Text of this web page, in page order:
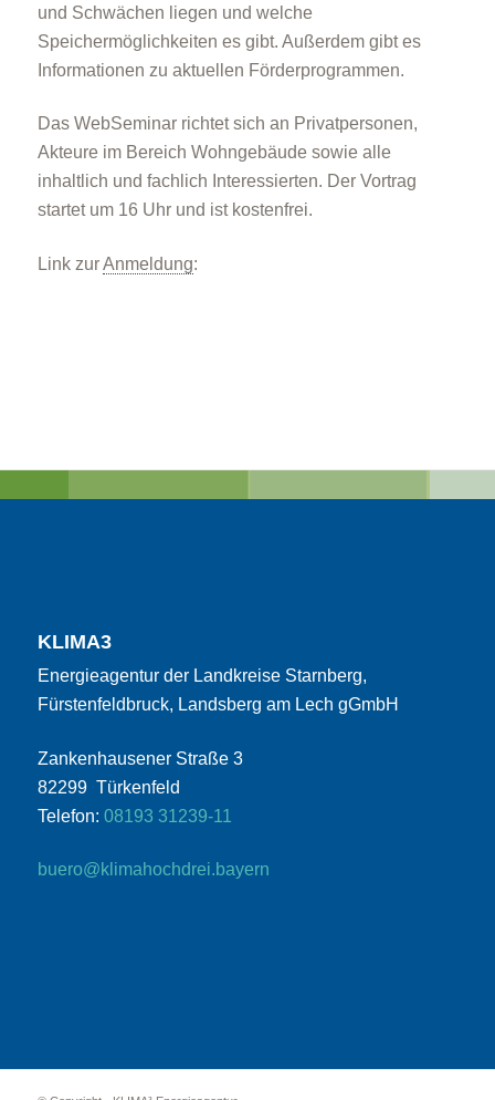
und Schwächen liegen und welche
Speichermöglichkeiten es gibt. Außerdem gibt es
Informationen zu aktuellen Förderprogrammen.
Das WebSeminar richtet sich an Privatpersonen,
Akteure im Bereich Wohngebäude sowie alle
inhaltlich und fachlich Interessierten. Der Vortrag
startet um 16 Uhr und ist kostenfrei.
Link zurAnmeldung:
KLIMA3
Energieagentur der Landkreise Starnberg,
Fürstenfeldbruck, Landsberg am Lech gGmbH
Zankenhausener Straße 3
82299 Türkenfeld
Telefon: 08193 31239-11
buero@klimahochdrei.bayern